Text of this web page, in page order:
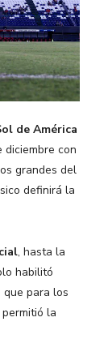
de América
diciembre con
grandes del
definirá la
, hasta la
habilitó
para los
la